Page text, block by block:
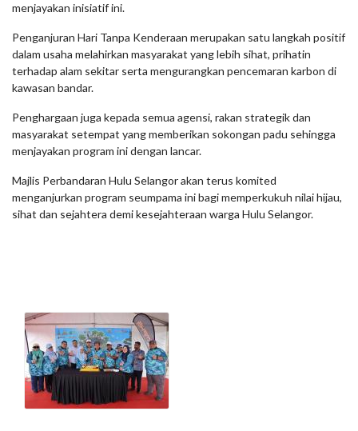
menjayakan inisiatif ini.
Penganjuran Hari Tanpa Kenderaan merupakan satu langkah positif
dalam usaha melahirkan masyarakat yang lebih sihat, prihatin
terhadap alam sekitar serta mengurangkan pencemaran karbon di
kawasan bandar.
Penghargaan juga kepada semua agensi, rakan strategik dan
masyarakat setempat yang memberikan sokongan padu sehingga
menjayakan program ini dengan lancar.
Majlis Perbandaran Hulu Selangor akan terus komited
menganjurkan program seumpama ini bagi memperkukuh nilai hijau,
sihat dan sejahtera demi kesejahteraan warga Hulu Selangor.